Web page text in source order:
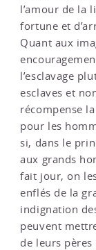
l’amour de la
fortune et
Quant aux
l’esclavage
esclaves et
récompense
pour les
si, dans le
aux grands
fait jour, on
enflés de la
indignation
peuvent
de leurs